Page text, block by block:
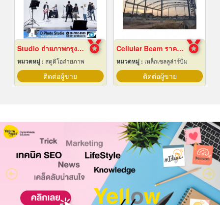
Studio ถ่ายภาพกรุงเทพ
หมวดหมู่ : สตูดิโอถ่ายภาพ
ติดต่อผู้ขาย
Cellular Beam ราคาโรงงาน
หมวดหมู่ : เหล็กเซลลูล่าร์บีม
ติดต่อผู้ขาย